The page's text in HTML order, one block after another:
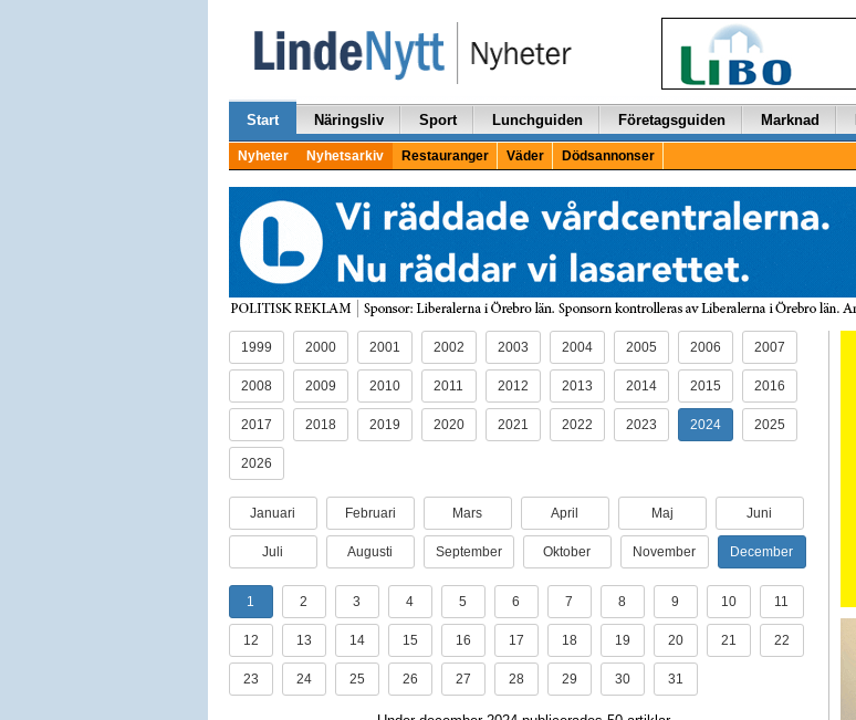
Start Näringsliv Sport Lunchguiden Företagsguiden Marknad
Nyheter Nyhetsarkiv Restauranger Väder Dödsannonser
1999 2000 2001 2002 2003 2004 2005 2006 2007
2008 2009 2010 2011 2012 2013 2014 2015 2016
2017 2018 2019 2020 2021 2022 2023 2024 2025
2026
Januari Februari Mars April Maj Juni
Juli Augusti September Oktober November December
1 2 3 4 5 6 7 8 9 10 11
12 13 14 15 16 17 18 19 20 21 22
23 24 25 26 27 28 29 30 31